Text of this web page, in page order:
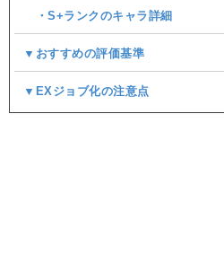
・S+ランクのキャラ詳細
▼おすすめの評価基準
▼EXジョブ化の注意点